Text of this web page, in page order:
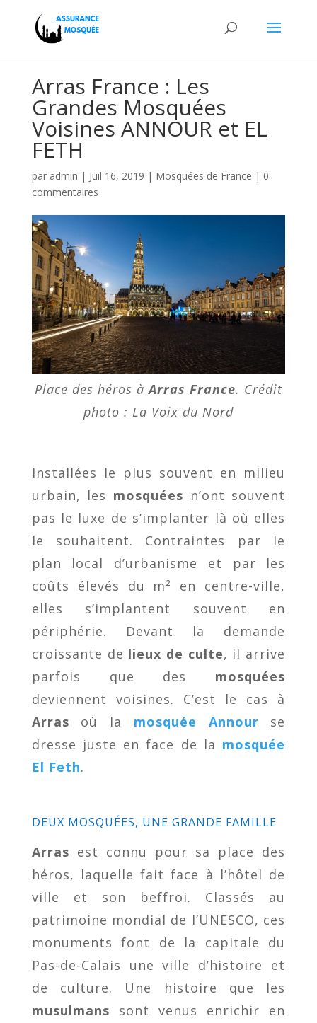
Arras France : Les
Grandes Mosquées
Voisines ANNOUR et EL
FETH
par admin | Juil 16, 2019 | Mosquées de France | 0
commentaires
Place des héros àArras France. Crédit
photo : La Voix du Nord
Installées le plus souvent en milieu
urbain, les mosquées n’ont souvent
pas le luxe de s’implanter là où elles
le souhaitent. Contraintes par le
plan local d’urbanisme et par les
coûts élevés du m² en centre-ville,
elles s’implantent souvent en
périphérie. Devant la demande
croissante de lieux de culte, il arrive
parfois que des mosquées
deviennent voisines. C’est le cas à
Arras où la mosquée Annour se
dresse juste en face de la mosquée
El Feth.
DEUX MOSQUÉES, UNE GRANDE FAMILLE
Arras est connu pour sa place des
héros, laquelle fait face à l’hôtel de
ville et son beffroi. Classés au
patrimoine mondial de l’UNESCO, ces
monuments font de la capitale du
Pas-de-Calais une ville d’histoire et
de culture. Une histoire que les
musulmans sont venus enrichir en